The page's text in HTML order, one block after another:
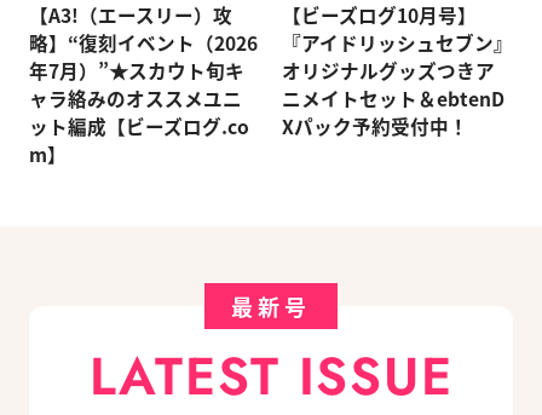
【A3!（エースリー）攻
略】“復刻イベント（2026
年7月）”★スカウト旬キ
ャラ絡みのオススメユニ
ット編成【ビーズログ.co
m】
【ビーズログ10月号】
『アイドリッシュセブン』
オリジナルグッズつきア
ニメイトセット＆ebtenD
Xパック予約受付中！
最新号
LATEST ISSUE